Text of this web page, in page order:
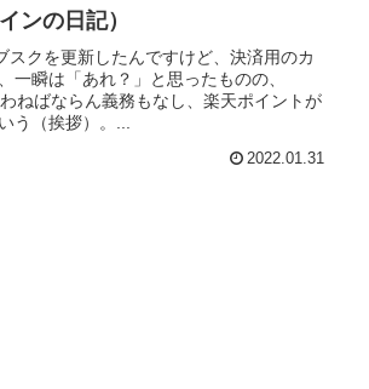
ンの日記）
スクを更新したんですけど、決済用のカ
一瞬は「あれ？」と思ったものの、
ねばならん義務もなし、楽天ポイントが
う（挨拶）。...
2022.01.31